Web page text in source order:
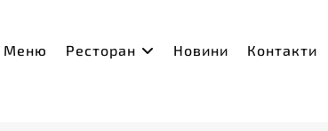
Меню Ресторан Новини Контакти